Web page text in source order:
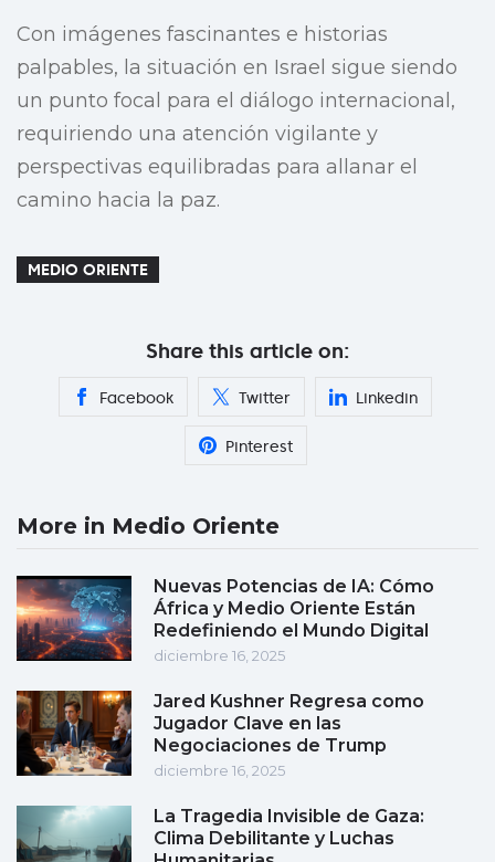
Con imágenes fascinantes e historias
palpables, la situación en Israel sigue siendo
un punto focal para el diálogo internacional,
requiriendo una atención vigilante y
perspectivas equilibradas para allanar el
camino hacia la paz.
MEDIO ORIENTE
Share this article on:
Facebook Twitter Linkedin
Pinterest
More in Medio Oriente
Nuevas Potencias de IA: Cómo
África y Medio Oriente Están
Redefiniendo el Mundo Digital
diciembre 16, 2025
Jared Kushner Regresa como
Jugador Clave en las
Negociaciones de Trump
diciembre 16, 2025
La Tragedia Invisible de Gaza:
Clima Debilitante y Luchas